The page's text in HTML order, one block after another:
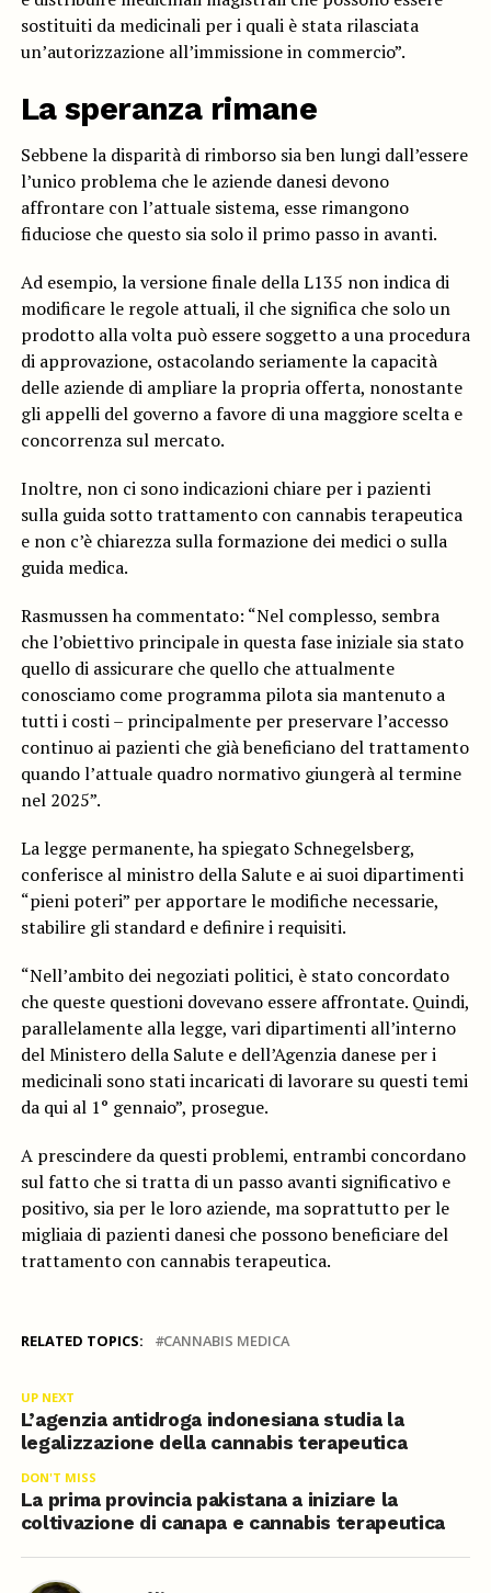
sostituiti da medicinali per i quali è stata rilasciata
un’autorizzazione all’immissione in commercio”.
La speranza rimane
Sebbene la disparità di rimborso sia ben lungi dall’essere
l’unico problema che le aziende danesi devono
affrontare con l’attuale sistema, esse rimangono
fiduciose che questo sia solo il primo passo in avanti.
Ad esempio, la versione finale della L135 non indica di
modificare le regole attuali, il che significa che solo un
prodotto alla volta può essere soggetto a una procedura
di approvazione, ostacolando seriamente la capacità
delle aziende di ampliare la propria offerta, nonostante
gli appelli del governo a favore di una maggiore scelta e
concorrenza sul mercato.
Inoltre, non ci sono indicazioni chiare per i pazienti
sulla guida sotto trattamento con cannabis terapeutica
e non c’è chiarezza sulla formazione dei medici o sulla
guida medica.
Rasmussen ha commentato: “Nel complesso, sembra
che l’obiettivo principale in questa fase iniziale sia stato
quello di assicurare che quello che attualmente
conosciamo come programma pilota sia mantenuto a
tutti i costi – principalmente per preservare l’accesso
continuo ai pazienti che già beneficiano del trattamento
quando l’attuale quadro normativo giungerà al termine
nel 2025”.
La legge permanente, ha spiegato Schnegelsberg,
conferisce al ministro della Salute e ai suoi dipartimenti
“pieni poteri” per apportare le modifiche necessarie,
stabilire gli standard e definire i requisiti.
“Nell’ambito dei negoziati politici, è stato concordato
che queste questioni dovevano essere affrontate. Quindi,
parallelamente alla legge, vari dipartimenti all’interno
del Ministero della Salute e dell’Agenzia danese per i
medicinali sono stati incaricati di lavorare su questi temi
da qui al 1° gennaio”, prosegue.
A prescindere da questi problemi, entrambi concordano
sul fatto che si tratta di un passo avanti significativo e
positivo, sia per le loro aziende, ma soprattutto per le
migliaia di pazienti danesi che possono beneficiare del
trattamento con cannabis terapeutica.
RELATED TOPICS: CANNABIS MEDICA
UP NEXT
L’agenzia antidroga indonesiana studia la
legalizzazione della cannabis terapeutica
DON'T MISS
La prima provincia pakistana a iniziare la
coltivazione di canapa e cannabis terapeutica